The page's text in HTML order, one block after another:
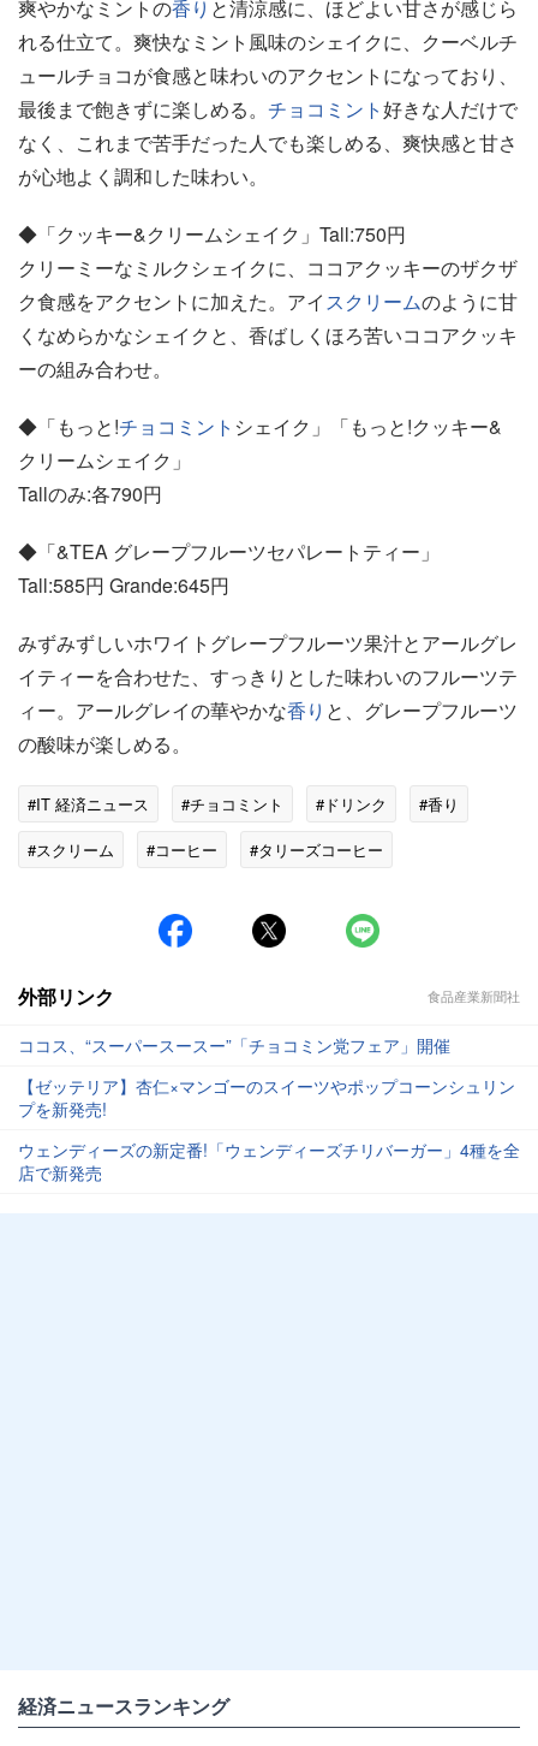
爽やかなミントの香り と清涼感に、ほどよい甘さが感じら
れる仕立て。爽快なミント風味のシェイクに、クーベルチ
ュールチョコが食感と味わいのアクセントになっており、
最後まで飽きずに楽しめる。 チョコミント好きな人だけで
なく、これまで苦手だった人でも楽しめる、爽快感と甘さ
が心地よく調和した味わい。
◆「クッキー&クリームシェイク」Tall:750円
クリーミーなミルクシェイクに、ココアクッキーのザクザ
ク食感をアクセントに加えた。アイスクリームのように甘
くなめらかなシェイクと、香ばしくほろ苦いココアクッキ
ーの組み合わせ。
◆「もっと!チョコミント シェイク」「もっと!クッキー&
クリームシェイク」
Tallのみ:各790円
◆「&TEA グレープフルーツセパレートティー」
Tall:585円 Grande:645円
みずみずしいホワイトグレープフルーツ果汁とアールグレ
イティーを合わせた、すっきりとした味わいのフルーツテ
ィー。アールグレイの華やかな香り と、グレープフルーツ
の酸味が楽しめる。
#IT 経済ニュース #チョコミント #ドリンク
#香り
#スクリーム
#コーヒー #タリーズコーヒー
外部リンク 食品産業新聞社
ココス、“スーパースースー”「チョコミン党フェア」開催
【ゼッテリア】杏仁×マンゴーのスイーツやポップコーンシュリン
プを新発売!
ウェンディーズの新定番!「ウェンディーズチリバーガー」4種を全
店で新発売
経済ニュースランキング